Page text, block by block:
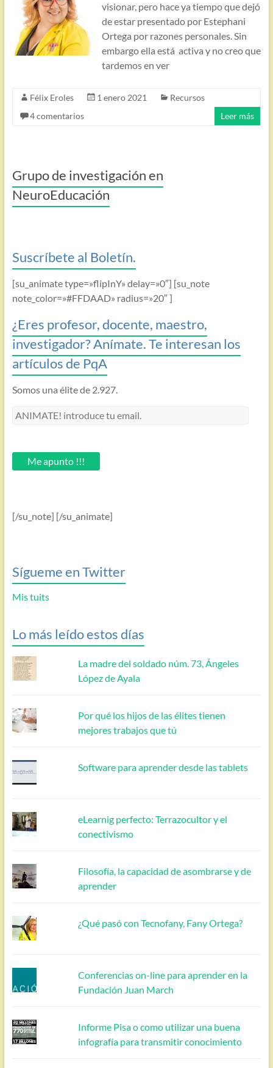
visionar, pero hace ya tiempo que dejó
de estar presentado por Estephani
Ortega por razones personales. Sin
embargo ella está activa y no creo que
tardemos en ver
Félix Eroles 1 enero 2021
Recursos
4 comentarios
Leer más
Grupo de investigación en
NeuroEducación
Suscríbete al Boletín.
[su_animate type=»flipInY» delay=»0″] [su_note
note_color=»#FFDAAD» radius=»20″ ]
¿Eres profesor, docente, maestro,
investigador? Anímate. Te interesan los
artículos de PqA
Somos una élite de 2.927.
ANIMATE!
email.Me apunto !!!
[/su_note] [/su_animate]
Sígueme en Twitter
Mis tuits
Lo más leído estos días
La madre del soldado núm. 73, Ángeles
López de Ayala
Por qué los hijos de las élites tienen
mejores trabajos que tú
Software para aprender desde las tablets
eLearnig perfecto: Terrazocultor y el
conectivismo
Filosofía, la capacidad de asombrarse y de
aprender
¿Qué pasó con Tecnofany, Fany Ortega?
Conferencias on-line para aprender en la
Fundación Juan March
Informe Pisa o como utilizar una buena
infografía para transmitir conocimiento